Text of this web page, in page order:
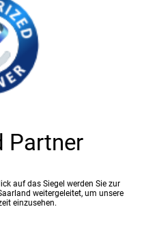
Partner
auf das Siegel werden Sie zur
weitergeleitet, um unsere
einzusehen.